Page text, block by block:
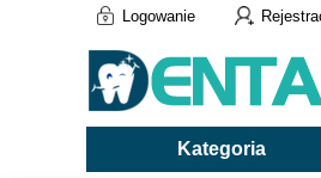
Logowanie
Kategoria